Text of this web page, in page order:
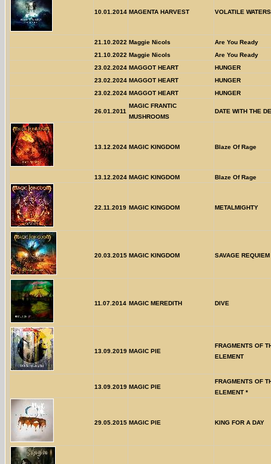
10.01.2014 MAGENTA HARVEST VOLATILE WATERS
21.10.2022 Maggie Nicols
Are You Ready
21.10.2022 Maggie Nicols
Are You Ready
23.02.2024 MAGGOT HEART
HUNGER
23.02.2024 MAGGOT HEART
HUNGER
23.02.2024 MAGGOT HEART HUNGER
26.01.2011
MAGIC FRANTIC
MUSHROOMS
DATE WITH THE
13.12.2024 MAGIC KINGDOM Blaze Of Rage
13.12.2024 MAGIC KINGDOM Blaze Of Rage
22.11.2019 MAGIC KINGDOM METALMIGHTY
20.03.2015 MAGIC KINGDOM SAVAGE REQUIEM
11.07.2014 MAGIC MEREDITH DIVE
13.09.2019 MAGIC PIE
FRAGMENTS OF
ELEMENT
13.09.2019 MAGIC PIE
FRAGMENTS OF
ELEMENT *
29.05.2015 MAGIC PIE KING FOR A DAY